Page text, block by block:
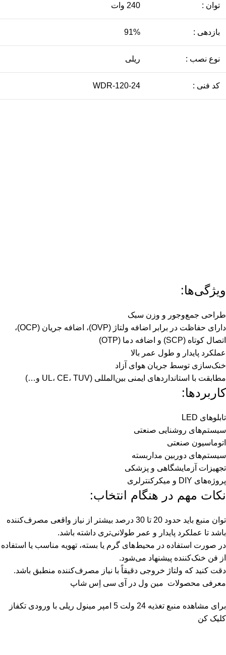
توان : 240 وات
بازدهی : 91%
نوع نصب : ریلی
کد فنی : WDR-120-24
ویژگی‌ها:
طراحی جمع‌وجور و وزن سبک
دارای حفاظت در برابر اضافه ولتاژ (OVP)، اضافه جریان (OCP)،
اتصال کوتاه (SCP) و اضافه دما (OTP)
عملکرد پایدار و طول عمر بالا
خنک‌سازی توسط جریان هوای آزاد
مطابقت با استانداردهای ایمنی بین‌المللی (UL، CE، TUV و…)
کاربردها:
تابلوهای LED
سیستم‌های روشنایی صنعتی
اتوماسیون صنعتی
سیستم‌های دوربین مداربسته
تجهیزات آزمایشگاهی و پزشکی
پروژه‌های DIY و میکرکنترلری
نکات مهم در هنگام انتخاب:
توان منبع باید حدود 20 تا 30 درصد بیشتر از نیاز واقعی مصرف‌کننده
باشد تا عملکرد پایدار و عمر طولانی‌تری داشته باشد.
در صورت استفاده در محیط‌های گرم یا بسته، تهویه مناسب یا استفاده
از فن خنک‌کننده پیشنهاد می‌شود.
دقت کنید که ولتاژ خروجی دقیقاً با نیاز مصرف‌کننده منطبق باشد.
معرفی محصولات مین ول در آی سی اِس شاپ
برای مشاهده منبع تغذیه 24 ولت 5 امپر مینول ریلی با ورودی تکفاز
کلیک کن